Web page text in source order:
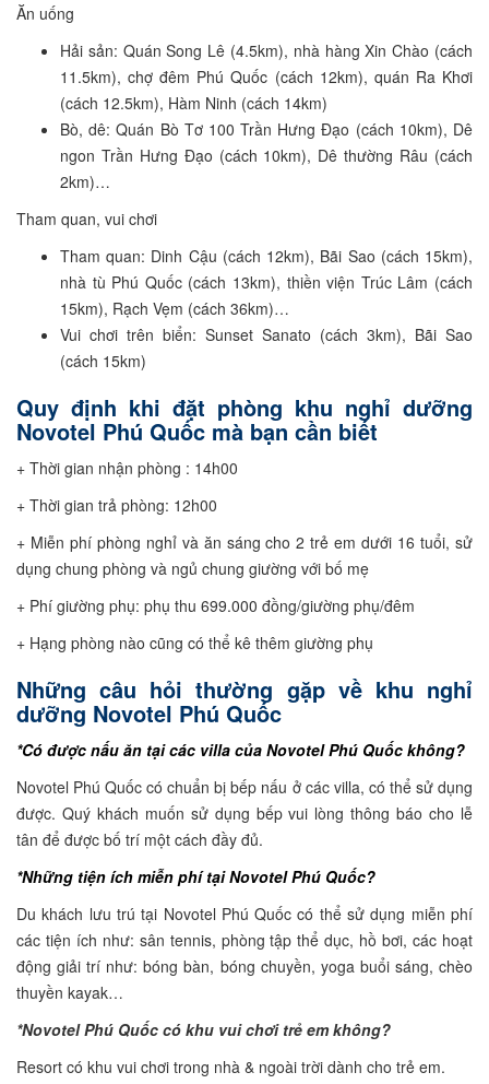
Ăn uống
Hải sản: Quán Song Lê (4.5km), nhà hàng Xin Chào (cách
11.5km), chợ đêm Phú Quốc (cách 12km), quán Ra Khơi
(cách 12.5km), Hàm Ninh (cách 14km)
Bò, dê: Quán Bò Tơ 100 Trần Hưng Đạo (cách 10km), Dê
ngon Trần Hưng Đạo (cách 10km), Dê thường Râu (cách
2km)…
Tham quan, vui chơi
Tham quan: Dinh Cậu (cách 12km), Bãi Sao (cách 15km),
nhà tù Phú Quốc (cách 13km), thiền viện Trúc Lâm (cách
15km), Rạch Vẹm (cách 36km)…
Vui chơi trên biển: Sunset Sanato (cách 3km), Bãi Sao
(cách 15km)
Quy định khi đặt phòng khu nghỉ dưỡng
Novotel Phú Quốc mà bạn cần biết
+ Thời gian nhận phòng : 14h00
+ Thời gian trả phòng: 12h00
+ Miễn phí phòng nghỉ và ăn sáng cho 2 trẻ em dưới 16 tuổi, sử
dụng chung phòng và ngủ chung giường với bố mẹ
+ Phí giường phụ: phụ thu 699.000 đồng/giường phụ/đêm
+ Hạng phòng nào cũng có thể kê thêm giường phụ
Những câu hỏi thường gặp về khu nghỉ
dưỡng Novotel Phú Quốc
*Có được nấu ăn tại các villa của Novotel Phú Quốc không?
Novotel Phú Quốc có chuẩn bị bếp nấu ở các villa, có thể sử dụng
được. Quý khách muốn sử dụng bếp vui lòng thông báo cho lễ
tân để được bố trí một cách đầy đủ.
*Những tiện ích miễn phí tại Novotel Phú Quốc?
Du khách lưu trú tại Novotel Phú Quốc có thể sử dụng miễn phí
các tiện ích như: sân tennis, phòng tập thể dục, hồ bơi, các hoạt
động giải trí như: bóng bàn, bóng chuyền, yoga buổi sáng, chèo
thuyền kayak…
*Novotel Phú Quốc có khu vui chơi trẻ em không?
Resort có khu vui chơi trong nhà & ngoài trời dành cho trẻ em.